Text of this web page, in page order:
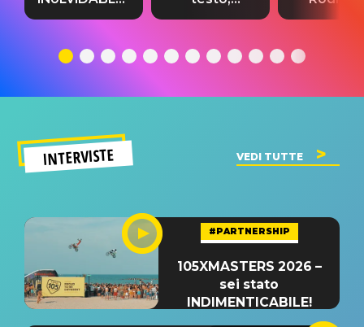
testo,
significato
traduzione e
del singolo
testo,
INTERVISTE VEDI TUTTE
#PARTNERSHIP
105XMASTERS 2026 –
sei stato
INDIMENTICABILE!